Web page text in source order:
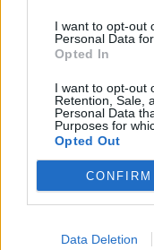
I want to opt-out
Personal Data
Opted In
I want to opt-out
Retention, Sale,
Personal Data
Purposes for
Opted Out
CONFIRM
Data Deletion
Staran
1